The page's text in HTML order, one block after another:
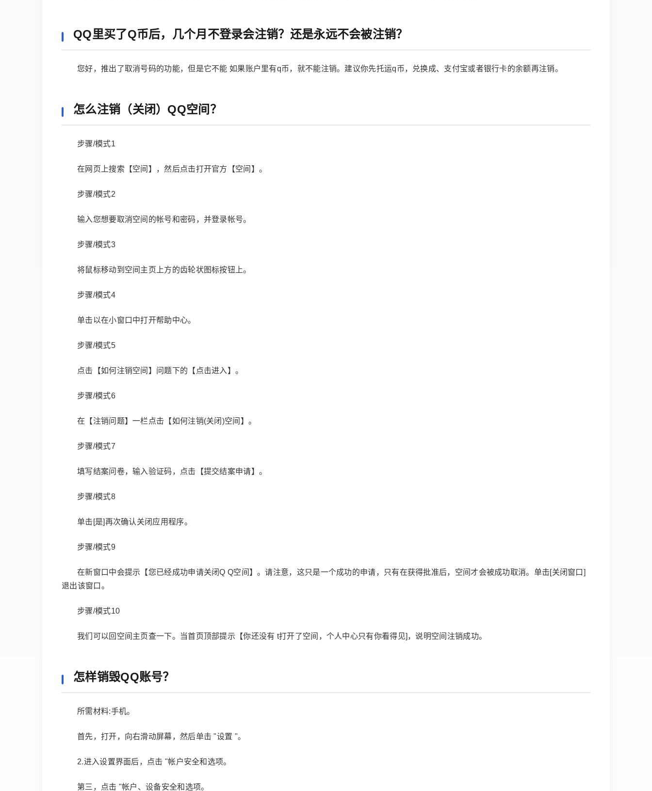
QQ里买了Q币后，几个月不登录会注销？还是永远不会被注销？
您好，推出了取消号码的功能，但是它不能 如果账户里有q币，就不能注销。建议你先托运q币，兑换成、支付宝或者银行卡的余额再注销。
怎么注销（关闭）QQ空间？
步骤/模式1
在网页上搜索【空间】，然后点击打开官方【空间】。
步骤/模式2
输入您想要取消空间的帐号和密码，并登录帐号。
步骤/模式3
将鼠标移动到空间主页上方的齿轮状图标按钮上。
步骤/模式4
单击以在小窗口中打开帮助中心。
步骤/模式5
点击【如何注销空间】问题下的【点击进入】。
步骤/模式6
在【注销问题】一栏点击【如何注销(关闭)空间】。
步骤/模式7
填写结案问卷，输入验证码，点击【提交结案申请】。
步骤/模式8
单击[是]再次确认关闭应用程序。
步骤/模式9
在新窗口中会提示【您已经成功申请关闭Q Q空间】。请注意，这只是一个成功的申请，只有在获得批准后，空间才会被成功取消。单击[关闭窗口]
退出该窗口。
步骤/模式10
我们可以回空间主页查一下。当首页顶部提示【你还没有 t打开了空间，个人中心只有你看得见]，说明空间注销成功。
怎样销毁QQ账号？
所需材料:手机。
首先，打开，向右滑动屏幕，然后单击 "设置 "。
2.进入设置界面后，点击 "帐户安全和选项。
第三，点击 "帐户、设备安全和选项。